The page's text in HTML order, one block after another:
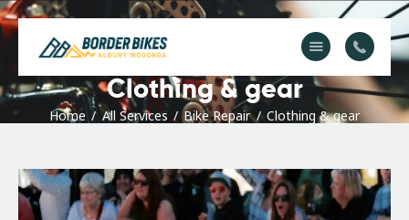
Clothing & gear
Home All Services Bike Repair Clothing & gear
About Us
Service & Repair
FAQs
Contact Us